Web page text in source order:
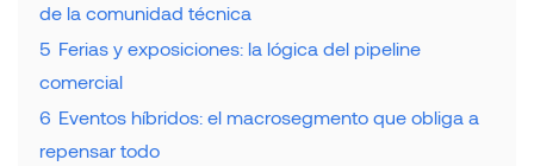
de la comunidad técnica
5 Ferias y exposiciones: la lógica del pipeline
comercial
6 Eventos híbridos: el macrosegmento que obliga a
repensar todo